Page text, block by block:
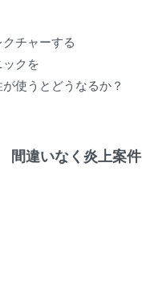
チャーする
クを
使うとどうなるか？
間違いなく炎上案件